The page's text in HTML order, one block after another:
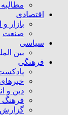
اقتصادی
بازار و
صنعت
سیاسی
بین
فرهنگی
خبرهای
دین و
فرهنگ
گزارش